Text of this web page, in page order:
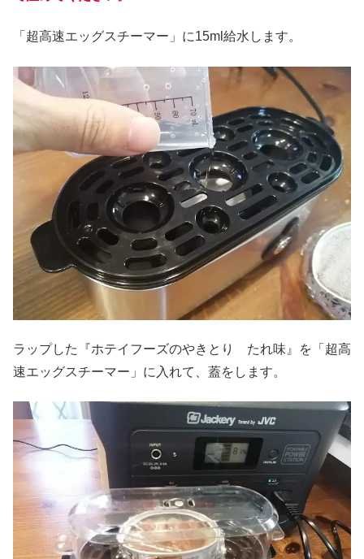
「超高速エッグスチーマー」に15ml給水します。
ラップした『ホテイフーズのやきとり たれ味』を「超高
速エッグスチーマー」に入れて、蓋をします。